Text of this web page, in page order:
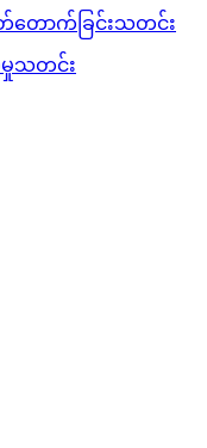
တ်တောက်ခြင်းသတင်း
သတင်း